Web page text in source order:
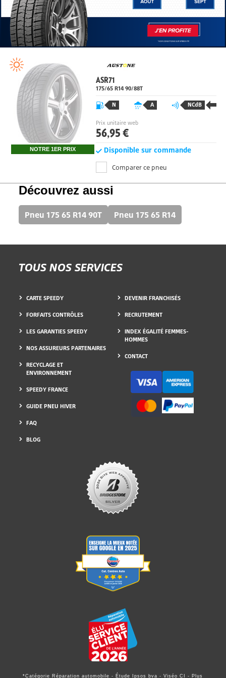
NOTRE 1ER PRIX
ASR71
175/65 R1490/88T
N A NCdB
Prix unitaire web
56,95 €
Disponible sur commande
Comparer ce pneu
Découvrez aussi
Pneu 175 65 R14 90T Pneu 175 65 R14
TOUS NOS SERVICES
CARTE SPEEDY
FORFAITS CONTRÔLES
LES GARANTIES SPEEDY
NOS ASSUREURS PARTENAIRES
RECYCLAGE ET
ENVIRONNEMENT
SPEEDY FRANCE
GUIDE PNEU HIVER
FAQ
BLOG
DEVENIR FRANCHISÉS
RECRUTEMENT
INDEX ÉGALITÉ FEMMES-
HOMMES
CONTACT
*Catégorie Réparation automobile - Étude Ipsos bva - Viséo CI - Plus